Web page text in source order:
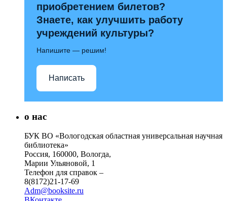
приобретением билетов?
Знаете, как улучшить работу
учреждений культуры?
Напишите — решим!
Написать
о нас
БУК ВО «Вологодская областная универсальная научная
библиотека»
Россия, 160000, Вологда,
Марии Ульяновой, 1
Телефон для справок –
8(8172)21-17-69
Adm@booksite.ru